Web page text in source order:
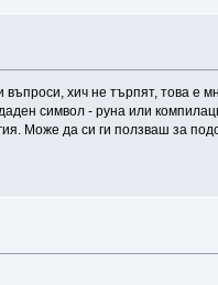
хич не търпят, това е
символ - руна или
Може да си ги ползваш за